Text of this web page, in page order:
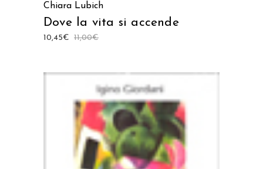
Chiara Lubich
Dove la vita si accende
11,00€
10,45€